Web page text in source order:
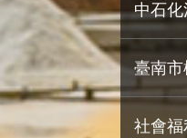
中石
臺南
社會